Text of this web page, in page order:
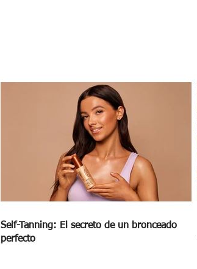
Self-Tanning: El secreto de un bronceado
perfecto